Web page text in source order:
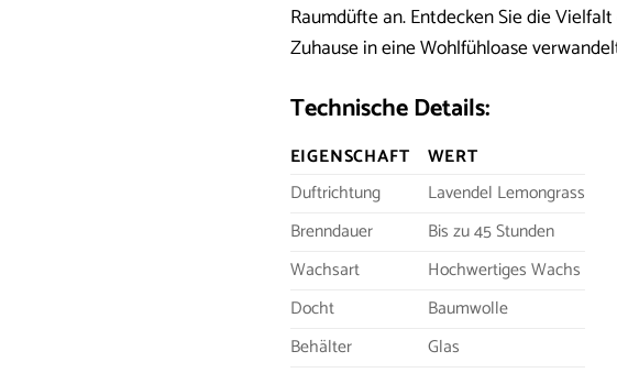
Raumdüfte an. Entdecken Sie die
Zuhause in eine Wohlfühloase
Technische Details:
EIGENSCHAFT
WERT
Duftrichtung
Lavendel Lemongrass
Brenndauer
Bis zu 45 Stunden
Wachsart
Hochwertiges Wachs
Docht
Baumwolle
Behälter
Glas